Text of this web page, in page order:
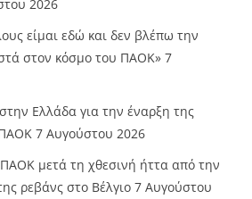
2026
είμαι εδώ και δεν βλέπω την
στον κόσμο του ΠΑΟΚ» 7
Ελλάδα για την έναρξη της
7 Αυγούστου 2026
μετά τη χθεσινή ήττα από την
ρεβάνς στο Βέλγιο 7 Αυγούστου